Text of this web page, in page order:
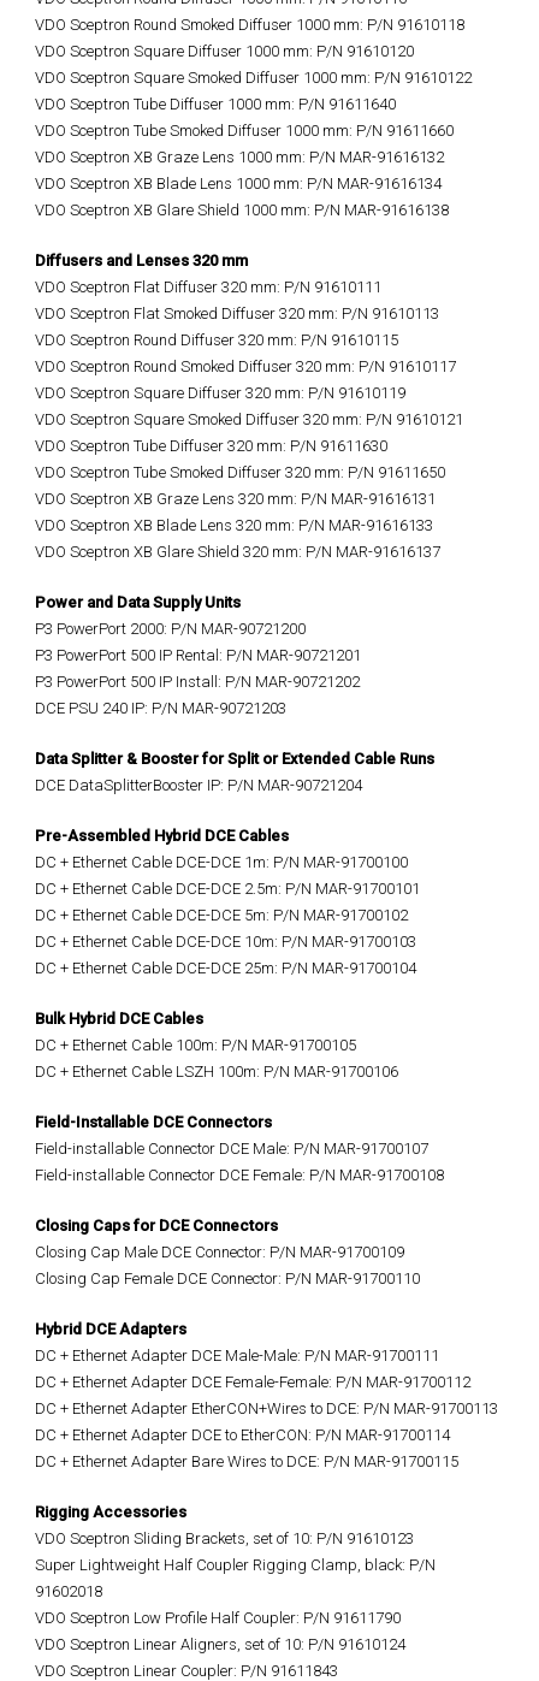
VDO Sceptron Round Smoked Diffuser 1000 mm: P/N 91610118
VDO Sceptron Square Diffuser 1000 mm: P/N 91610120
VDO Sceptron Square Smoked Diffuser 1000 mm: P/N 91610122
VDO Sceptron Tube Diffuser 1000 mm: P/N 91611640
VDO Sceptron Tube Smoked Diffuser 1000 mm: P/N 91611660
VDO Sceptron XB Graze Lens 1000 mm: P/N MAR-91616132
VDO Sceptron XB Blade Lens 1000 mm: P/N MAR-91616134
VDO Sceptron XB Glare Shield 1000 mm: P/N MAR-91616138
Diffusers and Lenses 320 mm
VDO Sceptron Flat Diffuser 320 mm: P/N 91610111
VDO Sceptron Flat Smoked Diffuser 320 mm: P/N 91610113
VDO Sceptron Round Diffuser 320 mm: P/N 91610115
VDO Sceptron Round Smoked Diffuser 320 mm: P/N 91610117
VDO Sceptron Square Diffuser 320 mm: P/N 91610119
VDO Sceptron Square Smoked Diffuser 320 mm: P/N 91610121
VDO Sceptron Tube Diffuser 320 mm: P/N 91611630
VDO Sceptron Tube Smoked Diffuser 320 mm: P/N 91611650
VDO Sceptron XB Graze Lens 320 mm: P/N MAR-91616131
VDO Sceptron XB Blade Lens 320 mm: P/N MAR-91616133
VDO Sceptron XB Glare Shield 320 mm: P/N MAR-91616137
Power and Data Supply Units
P3 PowerPort 2000: P/N MAR-90721200
P3 PowerPort 500 IP Rental: P/N MAR-90721201
P3 PowerPort 500 IP Install: P/N MAR-90721202
DCE PSU 240 IP: P/N MAR-90721203
Data Splitter & Booster for Split or Extended Cable Runs
DCE DataSplitterBooster IP: P/N MAR-90721204
Pre-Assembled Hybrid DCE Cables
DC + Ethernet Cable DCE-DCE 1m: P/N MAR-91700100
DC + Ethernet Cable DCE-DCE 2.5m: P/N MAR-91700101
DC + Ethernet Cable DCE-DCE 5m: P/N MAR-91700102
DC + Ethernet Cable DCE-DCE 10m: P/N MAR-91700103
DC + Ethernet Cable DCE-DCE 25m: P/N MAR-91700104
Bulk Hybrid DCE Cables
DC + Ethernet Cable 100m: P/N MAR-91700105
DC + Ethernet Cable LSZH 100m: P/N MAR-91700106
Field-Installable DCE Connectors
Field-installable Connector DCE Male: P/N MAR-91700107
Field-installable Connector DCE Female: P/N MAR-91700108
Closing Caps for DCE Connectors
Closing Cap Male DCE Connector: P/N MAR-91700109
Closing Cap Female DCE Connector: P/N MAR-91700110
Hybrid DCE Adapters
DC + Ethernet Adapter DCE Male-Male: P/N MAR-91700111
DC + Ethernet Adapter DCE Female-Female: P/N MAR-91700112
DC + Ethernet Adapter EtherCON+Wires to DCE: P/N MAR-91700113
DC + Ethernet Adapter DCE to EtherCON: P/N MAR-91700114
DC + Ethernet Adapter Bare Wires to DCE: P/N MAR-91700115
Rigging Accessories
VDO Sceptron Sliding Brackets, set of 10: P/N 91610123
Super Lightweight Half Coupler Rigging Clamp, black: P/N
91602018
VDO Sceptron Low Profile Half Coupler: P/N 91611790
VDO Sceptron Linear Aligners, set of 10: P/N 91610124
VDO Sceptron Linear Coupler: P/N 91611843